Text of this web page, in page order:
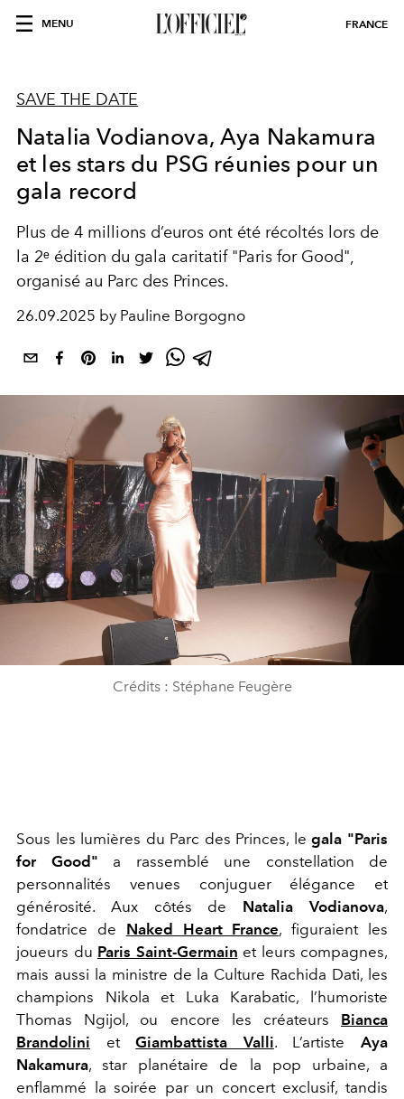
MENU FRANCE
SAVE THE DATE
Natalia Vodianova, Aya Nakamura
et les stars du PSG réunies pour un
gala record
Plus de 4 millions d’euros ont été récoltés lors de
la 2ᵉ édition du gala caritatif "Paris for Good",
organisé au Parc des Princes.
26.09.2025 by Pauline Borgogno
Crédits : Stéphane Feugère
Sous les lumières du Parc des Princes, legala "Paris
for Good" a rassemblé une constellation de
personnalités venues conjuguer élégance et
générosité. Aux côtés de Natalia Vodianova,
fondatrice de Naked Heart France, figuraient les
joueurs du Paris Saint-Germain et leurs compagnes,
mais aussi la ministre de la Culture Rachida Dati, les
champions Nikola et Luka Karabatic, l’humoriste
Thomas Ngijol, ou encore les créateurs Bianca
Brandolini etGiambattista Valli. L’artisteAya
Nakamura, star planétaire de la pop urbaine, a
enflammé la soirée par un concert exclusif, tandis